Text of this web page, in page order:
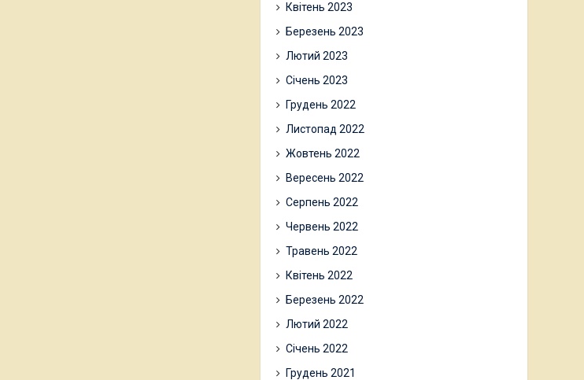
Квітень 2023
Березень 2023
Лютий 2023
Січень 2023
Грудень 2022
Листопад 2022
Жовтень 2022
Вересень 2022
Серпень 2022
Червень 2022
Травень 2022
Квітень 2022
Березень 2022
Лютий 2022
Січень 2022
Грудень 2021